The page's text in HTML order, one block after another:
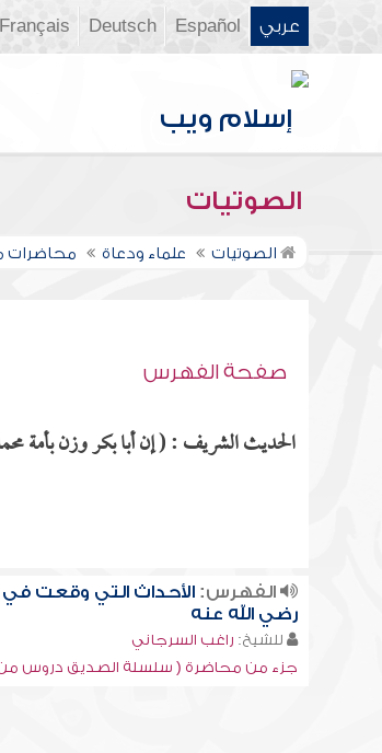
عربي Español
Deutsch
Français
الصوتيات
الصوتيات علماء ودعاة محاضرات
صفحة الفهرس
الحديث الشريف : ( إن أبا بكر وزن بأمة
الفهرس:الأحداث التي وقعت
رضي الله عنه
للشيخ: راغب السرجاني
جزء من محاضرة ( سلسلة الصديق دروس